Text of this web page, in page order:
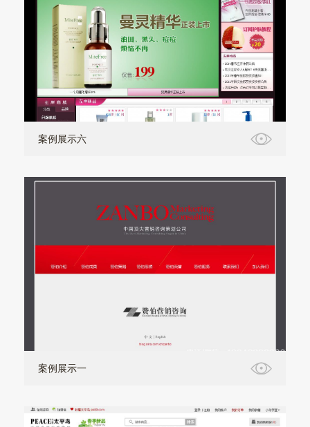
案例展示六
案例展示一